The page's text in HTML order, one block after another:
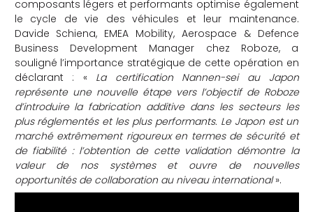
composants légers et performants optimise également
le cycle de vie des véhicules et leur maintenance.
Davide Schiena, EMEA Mobility, Aerospace & Defence
Business Development Manager chez Roboze, a
souligné l’importance stratégique de cette opération en
déclarant : « La certification Nannen-sei au Japon
représente une nouvelle étape vers l’objectif de Roboze
d’introduire la fabrication additive dans les secteurs les
plus réglementés et les plus performants. Le Japon est un
marché extrêmement rigoureux en termes de sécurité et
de fiabilité : l’obtention de cette validation démontre la
valeur de nos systèmes et ouvre de nouvelles
opportunités de collaboration au niveau international».